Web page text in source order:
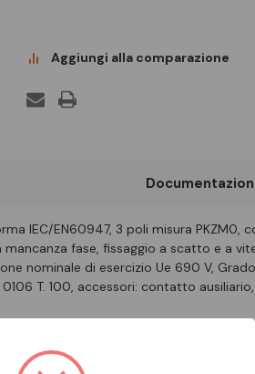
Aggiungi alla comparazione
IEC/EN60947, 3 poli misura PKZM0,
fase, fissaggio a scatto e a
nominale di esercizio Ue 690 V,
T. 100, accessori: contatto